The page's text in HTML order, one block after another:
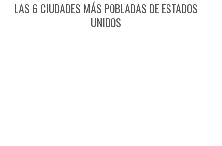
LAS 6 CIUDADES MÁS POBLADAS DE ESTADOS
UNIDOS